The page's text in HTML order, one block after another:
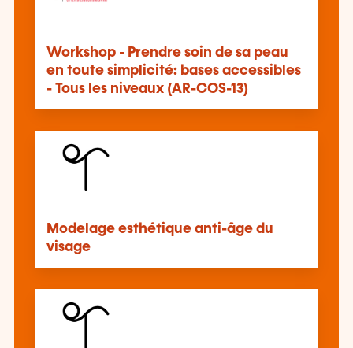
Workshop - Prendre soin de sa peau
en toute simplicité: bases accessibles
- Tous les niveaux (AR-COS-13)
Modelage esthétique anti-âge du
visage